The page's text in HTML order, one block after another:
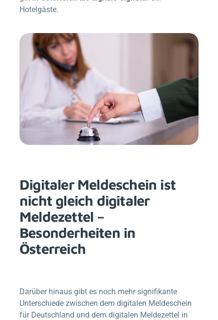
Hotelgäste.
Digitaler Meldeschein ist
nicht gleich digitaler
Meldezettel –
Besonderheiten in
Österreich
Darüber hinaus gibt es noch mehr signifikante
Unterschiede zwischen dem digitalen Meldeschein
für Deutschland und dem digitalen Meldezettel in